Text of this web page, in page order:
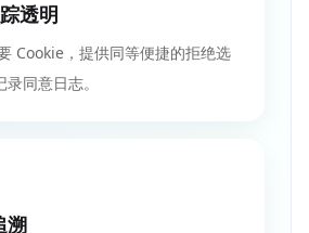
透明
Cookie，提供同等便捷的拒绝选
同意日志。
溯